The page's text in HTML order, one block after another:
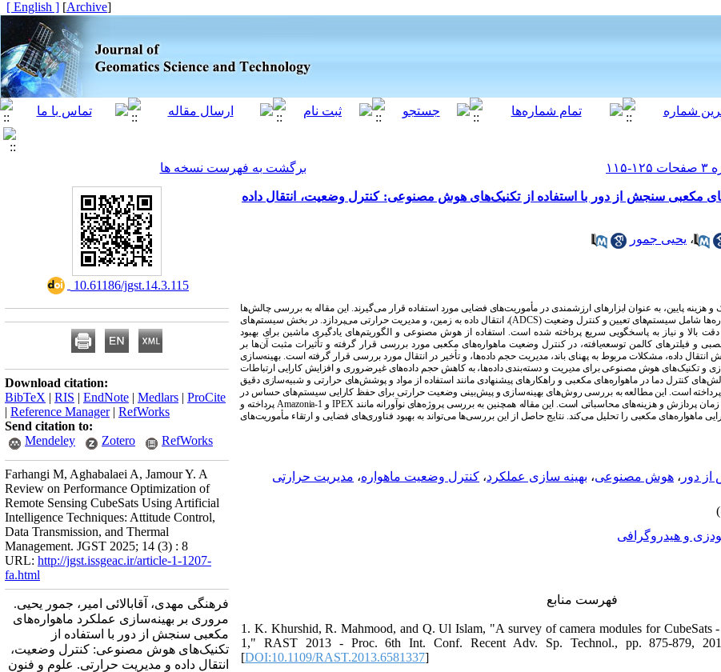
[
Archive
]
[ English ]
برگشت به فهرست نسخه ها
مکعبی سنجش از دور با استفاده از تکنیک‌های هوش مصنوعی: کنترل وضعیت، انتقال داده
، یحیی جمور
هزینه پایین، به عنوان ابزارهای ارزشمندی در مأموریت‌های فضایی مورد استفاده قرار می‌گیرند. این مقاله به بررسی چالش‌ها
شامل سیستم‌های تعیین و کنترل وضعیت(ADCS) ، انتقال داده به زمین، و مدیریت حرارتی می‌پردازد. در بخش سیستم‌های
بالا و نیاز به پاسخگویی سریع پرداخته شده است. استفاده از هوش مصنوعی و الگوریتم‌های یادگیری ماشین برای بهبود
و فیلترهای کالمن توسعه‌یافته، در کنترل وضعیت ماهواره‌های مکعبی مورد بررسی قرار گرفته و تأثیرات مثبت آن‌ها بر
انتقال داده، مشکلات مربوط به پهنای باند، مدیریت حجم داده‌ها، و تأخیر در انتقال مورد بررسی قرار گرفته است. بهینه‌سازی
و تکنیک‌های هوش مصنوعی برای مدیریت و دسته‌بندی داده‌ها، به کاهش حجم داده‌های غیرضروری و افزایش کارایی ارتباطات
کنترل دما در ماهواره‌های مکعبی و راهکارهای پیشنهادی مانند استفاده از مواد و پوشش‌های حرارتی و شبیه‌سازی دقیق
پرداخته است. این مطالعه به بررسی روش‌های بهینه‌سازی و پیش‌بینی وضعیت حرارتی برای حفظ کارایی سیستم‌های حساس در
زمان پردازش و هزینه‌های محاسباتی است. این مقاله همچنین به بررسی پروژه‌های نوآورانه مانند IPEX و
پرداخته و
ماهواره‌های مکعبی را تحلیل می‌کند. نتایج حاصل از این بررسی‌ها می‌تواند به بهبود فناوری‌های فضایی و ارتقاء مأموریت‌های
دور ، هوش مصنوعی، بهینه سازی عملکرد، کنترل وضعیت ماهواره، مدیریت حرارتی
و هیدروگرافی
فهرست منابع
1. K. Khurshid, R. Mahmood, and Q. Ul Islam, "A survey of camera modules for
1," RAST 2013 - Proc. 6th Int. Conf. Recent Adv. Sp. Technol., pp. 875-879,
[DOI:10.1109/RAST.2013.6581337]
‎ 10.61186/jgst.14.3.115
Download citation:
BibTeX | RIS | EndNote | Medlars | ProCite
| Reference Manager| RefWorks
Send citation to:
Mendeley
Zotero RefWorks
Farhangi M, Aghabalaei A, Jamour Y. A
Review on Performance Optimization of
Remote Sensing CubeSats Using Artificial
Intelligence Techniques: Attitude Control,
Data Transmission, and Thermal
Management. JGST 2025; 14 (3) : 8
URL: http://jgst.issgeac.ir/article-1-1207-
fa.html
فرهنگی مهدی، آقابالائی امیر، جمور یحیی.
مروری بر بهینه‌سازی عملکرد ماهواره‌های
مکعبی سنجش از دور با استفاده از
تکنیک‌های هوش مصنوعی: کنترل وضعیت،
انتقال داده و مدیریت حرارتی. علوم و فنون